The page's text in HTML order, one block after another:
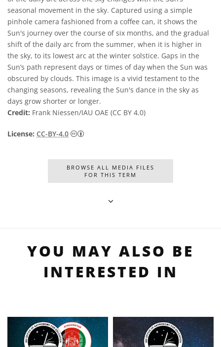
seasonal movement in the sky. Captured using a simple
pinhole camera fashioned from a coffee can, it shows the
Sun's journey over the course of six months, and the gradual
shift of the daily arc from the summer, when it is higher in
the sky, to its lowest arc at the winter solstice. Gaps in the
Sun’s path represent days or times of day when the Sun was
obscured by clouds. This image is a vivid testament to the
changing seasons, revealing the Sun's dance in the sky as
days grow shorter or longer.
Credit: Frank Niessen/IAU OAE (CC BY 4.0)
License: CC-BY-4.0
BROWSE ALL MEDIA FILES
FOR THIS TERM
YOU MAY ALSO BE
INTERESTED IN